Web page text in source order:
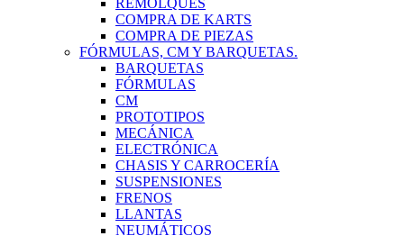
REMOLQUES
COMPRA DE KARTS
COMPRA DE PIEZAS
FÓRMULAS, CM Y BARQUETAS.
BARQUETAS
FÓRMULAS
CM
PROTOTIPOS
MECÁNICA
ELECTRÓNICA
CHASIS Y CARROCERÍA
SUSPENSIONES
FRENOS
LLANTAS
NEUMÁTICOS